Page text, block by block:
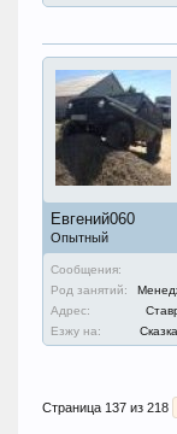
Евгений060
Опытный
Сообщения:
Род занятий:
Адрес:
Езжу на:
Страница 137 из 218